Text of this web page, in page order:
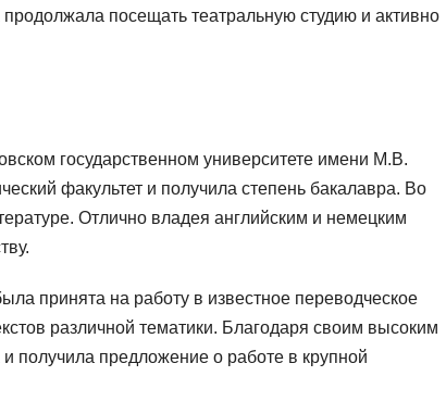
посещать театральную студию и активно
государственном университете имени М.В.
факультет и получила степень бакалавра. Во
Отлично владея английским и немецким
принята на работу в известное переводческое
различной тематики. Благодаря своим высоким
получила предложение о работе в крупной